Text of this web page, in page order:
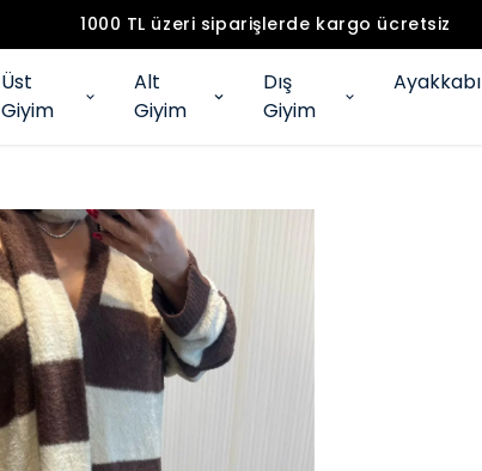
1000 TL üzeri siparişlerde kargo ücretsiz
Üst
Giyim
Alt
Giyim
Dış
Giyim
Ayakkabı